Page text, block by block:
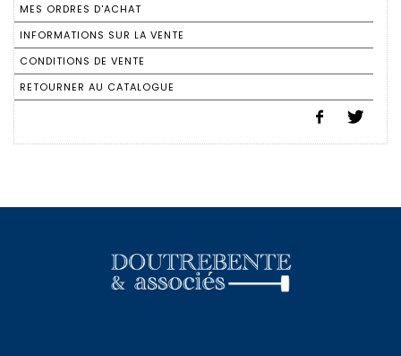
MES ORDRES D'ACHAT
INFORMATIONS SUR LA VENTE
CONDITIONS DE VENTE
RETOURNER AU CATALOGUE